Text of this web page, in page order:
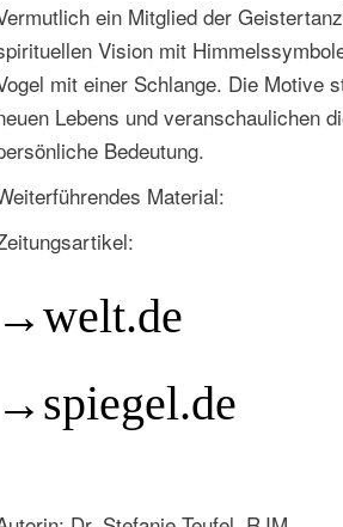
ein Mitglied der
Vision mit
mit einer Schlange. Die Motive
Lebens und veranschaulichen
Bedeutung.
Material:
→welt.de
→spiegel.de